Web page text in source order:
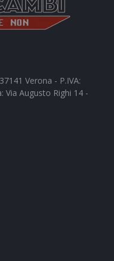
Verona - P.IVA:
Via Augusto Righi 14 -